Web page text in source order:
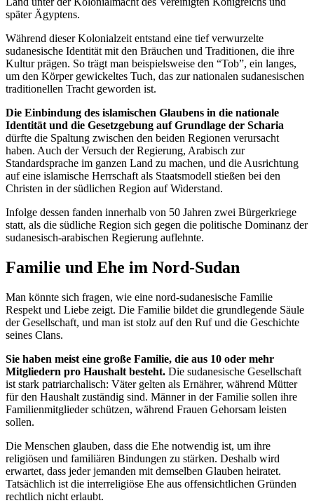
später Ägyptens.
Während dieser Kolonialzeit entstand eine tief verwurzelte
sudanesische Identität mit den Bräuchen und Traditionen, die ihre
Kultur prägen. So trägt man beispielsweise den “Tob”, ein langes,
um den Körper gewickeltes Tuch, das zur nationalen sudanesischen
traditionellen Tracht geworden ist.
Die Einbindung des islamischen Glaubens in die nationale
Identität und die Gesetzgebung auf Grundlage der Scharia
dürfte die Spaltung zwischen den beiden Regionen verursacht
haben. Auch der Versuch der Regierung, Arabisch zur
Standardsprache im ganzen Land zu machen, und die Ausrichtung
auf eine islamische Herrschaft als Staatsmodell stießen bei den
Christen in der südlichen Region auf Widerstand.
Infolge dessen fanden innerhalb von 50 Jahren zwei Bürgerkriege
statt, als die südliche Region sich gegen die politische Dominanz der
sudanesisch-arabischen Regierung auflehnte.
Familie und Ehe im Nord-Sudan
Man könnte sich fragen, wie eine nord-sudanesische Familie
Respekt und Liebe zeigt. Die Familie bildet die grundlegende Säule
der Gesellschaft, und man ist stolz auf den Ruf und die Geschichte
seines Clans.
Sie haben meist eine große Familie, die aus 10 oder mehr
Mitgliedern pro Haushalt besteht. Die sudanesische Gesellschaft
ist stark patriarchalisch: Väter gelten als Ernährer, während Mütter
für den Haushalt zuständig sind. Männer in der Familie sollen ihre
Familienmitglieder schützen, während Frauen Gehorsam leisten
sollen.
Die Menschen glauben, dass die Ehe notwendig ist, um ihre
religiösen und familiären Bindungen zu stärken. Deshalb wird
erwartet, dass jeder jemanden mit demselben Glauben heiratet.
Tatsächlich ist die interreligiöse Ehe aus offensichtlichen Gründen
rechtlich nicht erlaubt.